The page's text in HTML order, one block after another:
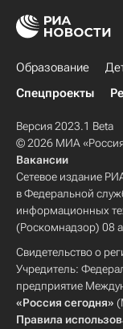
Образование
Спецпроекты
Версия 2023.1 Beta
© 2026 МИА
Вакансии
Сетевое издание
в Федеральной
информационных
(Роскомнадзор) 08
Свидетельство о
Учредитель:
предприятие
«Россия сегодня»
Правила